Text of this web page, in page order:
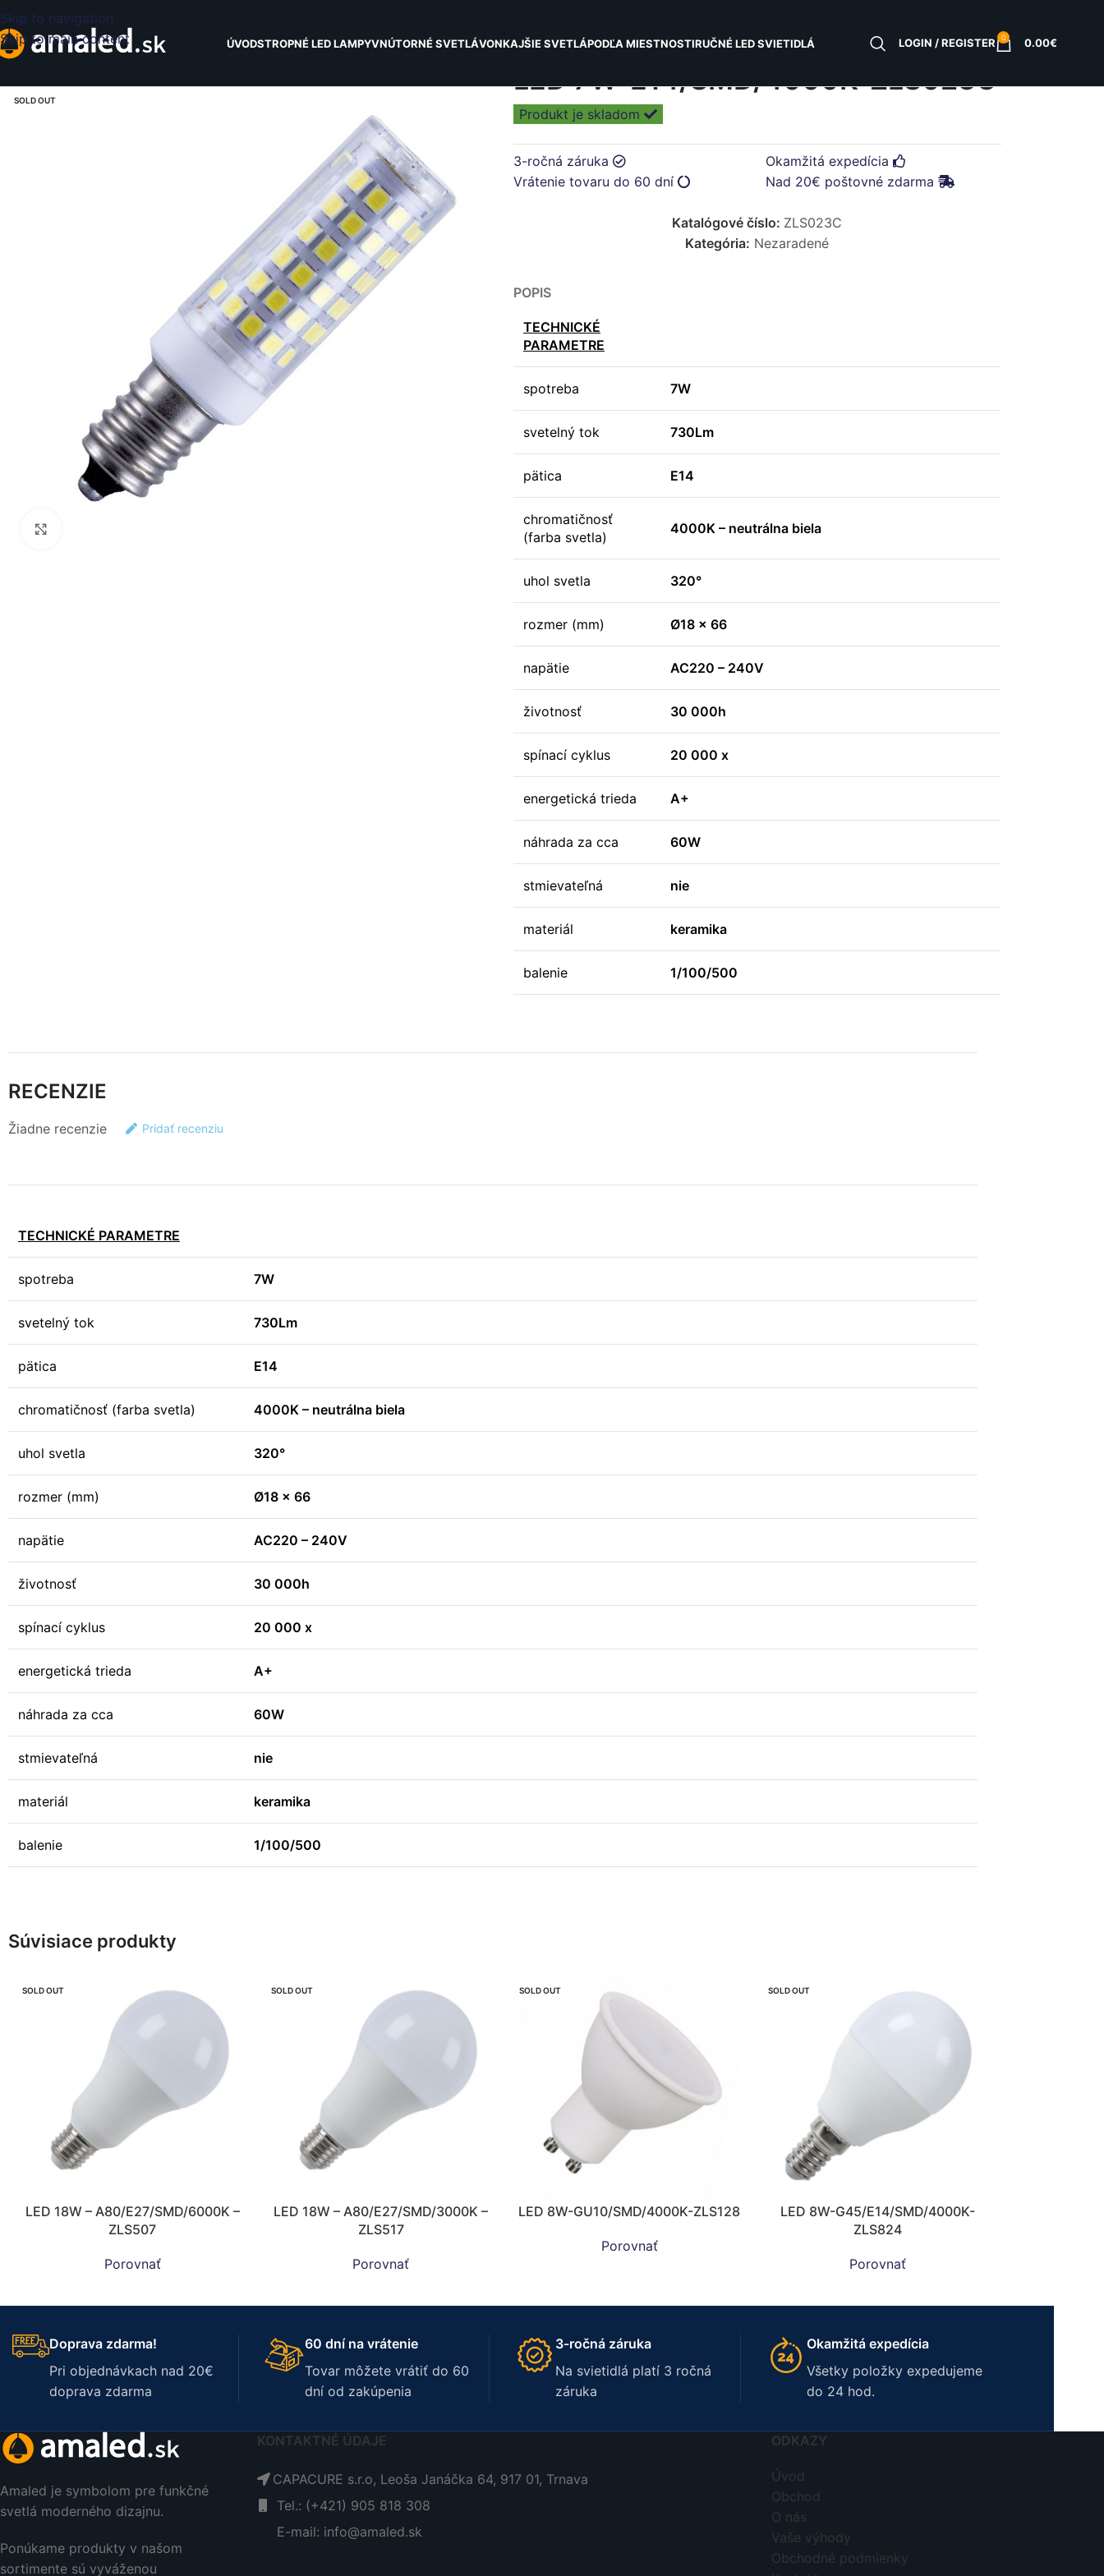
Skip to navigation
Skip to main content
ÚVODSTROPNÉ LED LAMPYVNÚTORNÉ SVETLÁVONKAJŠIE SVETLÁPODĽA MIESTNOSTIRUČNÉ LED SVIETIDLÁ LOGIN / REGISTER 0 0.00€
SOLD OUT
LED 7W-E14/SMD/4000K-ZLS023C
Produkt je skladom
3-ročná záruka
Vrátenie tovaru do 60 dní
Okamžitá expedícia
Nad 20€ poštovné zdarma
Katalógové číslo: ZLS023C
Kategória: Nezaradené
POPIS
TECHNICKÉ
PARAMETRE
spotreba 7W
svetelný tok 730Lm
pätica E14
chromatičnosť
(farba svetla)
4000K – neutrálna biela
uhol svetla 320°
rozmer (mm) Ø18 x 66
napätie AC220 – 240V
životnosť 30 000h
spínací cyklus 20 000 x
energetická trieda A+
náhrada za cca 60W
stmievateľná nie
materiál keramika
balenie 1/100/500
RECENZIE
Žiadne recenzie Pridať recenziu
TECHNICKÉ PARAMETRE
spotreba 7W
svetelný tok 730Lm
pätica E14
chromatičnosť (farba svetla) 4000K – neutrálna biela
uhol svetla 320°
rozmer (mm) Ø18 x 66
napätie AC220 – 240V
životnosť 30 000h
spínací cyklus 20 000 x
energetická trieda A+
náhrada za cca 60W
stmievateľná nie
materiál keramika
balenie 1/100/500
Súvisiace produkty
SOLD OUT
LED 18W – A80/E27/SMD/6000K –
ZLS507
Porovnať
SOLD OUT
LED 18W – A80/E27/SMD/3000K –
ZLS517
Porovnať
SOLD OUT
LED 8W-GU10/SMD/4000K-ZLS128
Porovnať
SOLD OUT
LED 8W-G45/E14/SMD/4000K-
ZLS824
Porovnať
Doprava zdarma!
Pri objednávkach nad 20€
doprava zdarma
60 dní na vrátenie
Tovar môžete vrátiť do 60
dní od zakúpenia
3-ročná záruka
Na svietidlá platí 3 ročná
záruka
Okamžitá expedícia
Všetky položky expedujeme
do 24 hod.
Amaled je symbolom pre funkčné
svetlá moderného dizajnu.
Ponúkame produkty v našom
sortimente sú vyváženou
KONTAKTNÉ ÚDAJE
CAPACURE s.r.o, Leoša Janáčka 64, 917 01, Trnava
Tel.: (+421) 905 818 308
E-mail: info@amaled.sk
ODKAZY
Úvod
Obchod
O nás
Vaše výhody
Obchodné podmienky